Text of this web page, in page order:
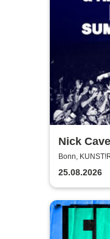
Nick
Tour 2026
Bonn,
25.08.2026